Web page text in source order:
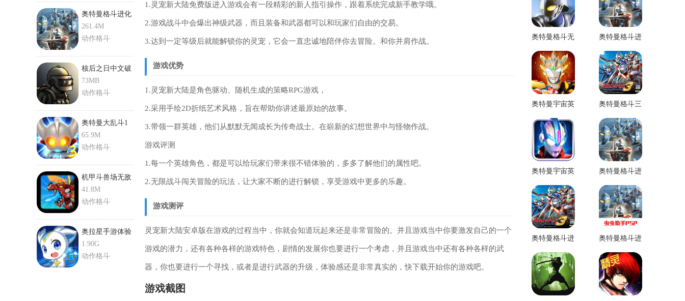
奥特曼格斗进化
0最新版
261.4M
动作格斗
核后之日中文破
解版
73MB
动作格斗
奥特曼大乱斗1
游戏
65.9M
动作格斗
机甲斗兽场无敌
版最新版
41.8M
动作格斗
奥拉星手游体验
服官网版
1.90G
动作格斗
1.灵宠新大陆免费版进入游戏会有一段精彩的新人指引操作，跟着系统完成新手教学哦。
2.游戏战斗中会爆出神级武器，而且装备和武器都可以和玩家们自由的交易。
3.达到一定等级后就能解锁你的灵宠，它会一直忠诚地陪伴你去冒险。和你并肩作战。
游戏优势
1.灵宠新大陆是角色驱动、随机生成的策略RPG游戏，
2.采用手绘2D折纸艺术风格，旨在帮助你讲述最原始的故事。
3.带领一群英雄，他们从默默无闻成长为传奇战士。在崭新的幻想世界中与怪物作战。
游戏评测
1.每一个英雄角色，都是可以给玩家们带来很不错体验的，多多了解他们的属性吧。
2.无限战斗闯关冒险的玩法，让大家不断的进行解锁，享受游戏中更多的乐趣。
游戏测评
灵宠新大陆安卓版在游戏的过程当中，你就会知道玩起来还是非常冒险的。并且游戏当中你要激发自己的一个
游戏的潜力，还有各种各样的游戏特色，剧情的发展你也要进行一个考虑，并且游戏当中还有各种各样的武
器，你也要进行一个寻找，或者是进行武器的升级，体验感还是非常真实的，快下载开始你的游戏吧。
游戏截图
奥特曼格斗无
限人物版
奥特曼格斗进
化0直接版
奥特曼宇宙英
雄最新版
奥特曼格斗三
进化0
奥特曼宇宙英
雄直装版
奥特曼格斗进
化0最新版
奥特曼格斗进
化3手机版
奥特曼格斗进
化0修改版